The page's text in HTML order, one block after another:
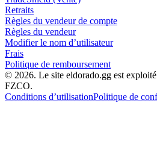
Retraits
Règles du vendeur de compte
Règles du vendeur
Modifier le nom d’utilisateur
Frais
Politique de remboursement
© 2026. Le site eldorado.gg est
FZCO.
Conditions d’utilisationPolitique de